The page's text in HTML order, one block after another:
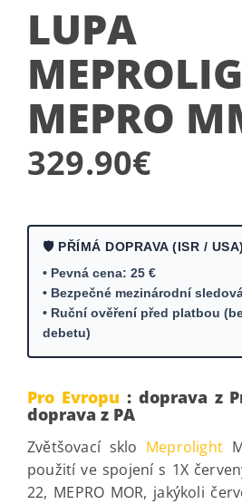
LUPA
MEPRO
329.90€
🛡️ PŘÍMÁ DOPRAVA (ISR / USA)
• Pevná cena: 25 €
• Bezpečné mezinárodní
• Ruční ověření před platbou
debetu)
Pro Evropu : doprava z
doprava z PA
Zvětšovací sklo Meprolight
použití ve spojení s 1X
22, MEPRO MOR, jakýkoli